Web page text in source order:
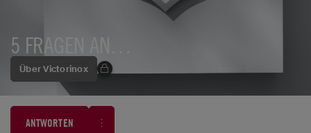
Über Victorinox
5 FRAGEN AN…
ANTWORTEN